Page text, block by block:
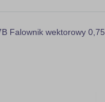
Falownik wektorowy